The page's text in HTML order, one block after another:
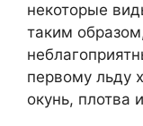
некоторые
таким
первому льду
окунь, плотва